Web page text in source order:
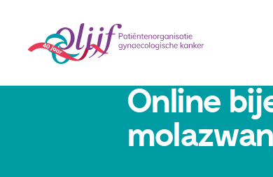
Online